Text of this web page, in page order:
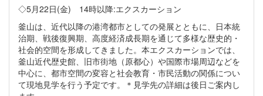
◇5月22日(金) 14時以降:エクスカーション
釜山は、近代以降の港湾都市としての発展とともに、日本統
治期、戦後復興期、高度経済成長期を通じて多様な歴史的・
社会的空間を形成してきました。本エクスカーションでは、
釜山近代歴史館、旧市街地（原都心）や国際市場周辺などを
中心に、都市空間の変容と社会教育・市民活動の関係につい
て現地見学を行う予定です。＊見学先の詳細は後日ご案内し